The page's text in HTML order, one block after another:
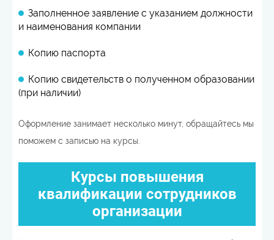
Заполненное заявление с указанием должности
и наименования компании
Копию паспорта
Копию свидетельств о полученном образовании
(при наличии)
Оформление занимает несколько минут, обращайтесь мы
поможем с записью на курсы.
Курсы повышения
квалификации сотрудников
организации